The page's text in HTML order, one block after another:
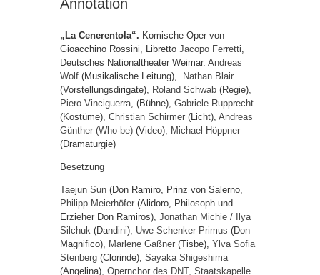
Annotation
„La Cenerentola“. Komische Oper von
Gioacchino Rossini, Libretto Jacopo Ferretti,
Deutsches Nationaltheater Weimar. Andreas
Wolf (Musikalische Leitung),
Nathan Blair
(Vorstellungsdirigate), Roland Schwab (Regie),
Piero Vinciguerra, (Bühne), Gabriele Rupprecht
(Kostüme), Christian Schirmer (Licht), Andreas
Günther (Who-be) (Video), Michael Höppner
(Dramaturgie)
Besetzung
Taejun Sun (Don Ramiro, Prinz von Salerno,
Philipp Meierhöfer (Alidoro, Philosoph und
Erzieher Don Ramiros), Jonathan Michie /
Ilya
Silchuk (Dandini), Uwe Schenker-Primus (Don
Magnifico), Marlene Gaßner (Tisbe), Ylva Sofia
Stenberg (Clorinde), Sayaka Shigeshima
(Angelina), Opernchor des DNT, Staatskapelle